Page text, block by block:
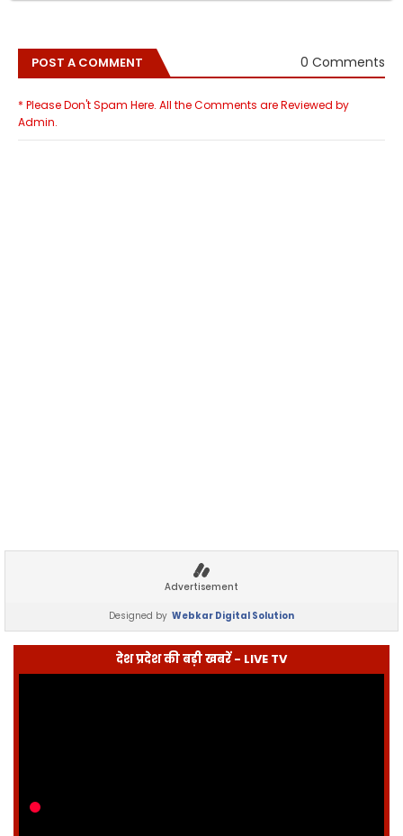
POST A COMMENT 0 Comments
* Please Don't Spam Here. All the Comments are Reviewed by
Admin.
Advertisement
Designed by Webkar Digital Solution
देश प्रदेश की बड़ी खबरें - LIVE TV